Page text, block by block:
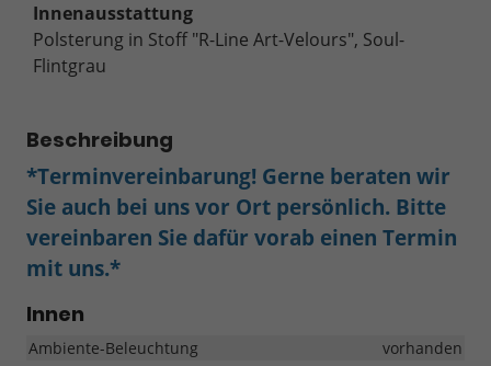
Innenausstattung
Polsterung in Stoff "R-Line Art-Velours", Soul-
Flintgrau
Beschreibung
*Terminvereinbarung! Gerne beraten wir
Sie auch bei uns vor Ort persönlich. Bitte
vereinbaren Sie dafür vorab einen Termin
mit uns.*
Innen
Ambiente-Beleuchtung
vorhanden